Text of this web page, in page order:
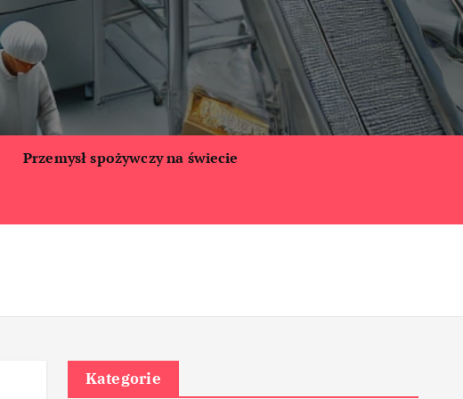
Przemysł spożywczy na świecie
Kategorie